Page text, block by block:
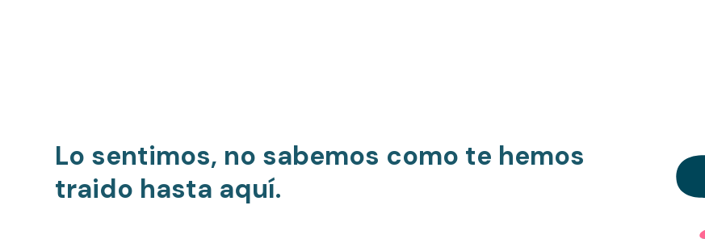
Lo sentimos, no sabemos como te hemos
traido hasta aquí.